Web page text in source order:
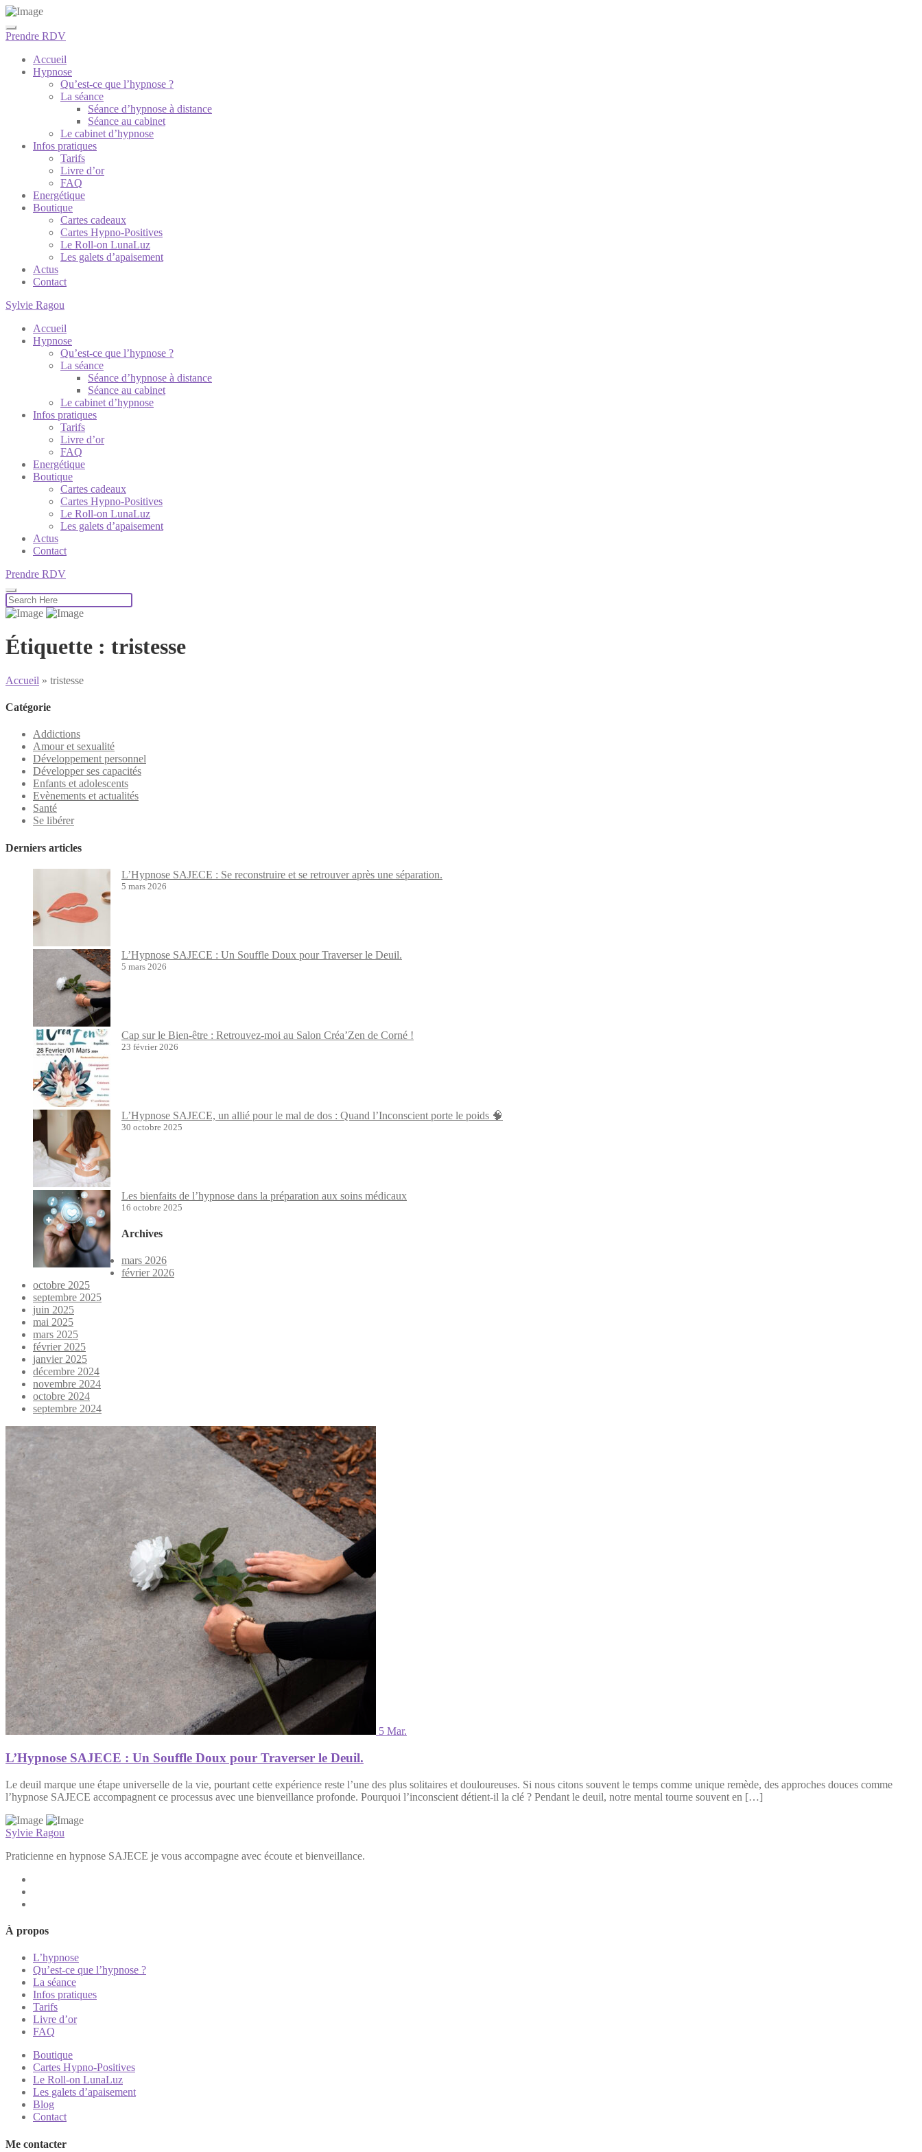
Prendre RDV
Accueil
Hypnose
Qu’est-ce que l’hypnose ?
La séance
Séance d’hypnose à distance
Séance au cabinet
Le cabinet d’hypnose
Infos pratiques
Tarifs
Livre d’or
FAQ
Energétique
Boutique
Cartes cadeaux
Cartes Hypno-Positives
Le Roll-on LunaLuz
Les galets d’apaisement
Actus
Contact
Sylvie Ragou
Accueil
Hypnose
Qu’est-ce que l’hypnose ?
La séance
Séance d’hypnose à distance
Séance au cabinet
Le cabinet d’hypnose
Infos pratiques
Tarifs
Livre d’or
FAQ
Energétique
Boutique
Cartes cadeaux
Cartes Hypno-Positives
Le Roll-on LunaLuz
Les galets d’apaisement
Actus
Contact
Prendre RDV
Étiquette : tristesse
Accueil » tristesse
Catégorie
Addictions
Amour et sexualité
Développement personnel
Développer ses capacités
Enfants et adolescents
Evènements et actualités
Santé
Se libérer
Derniers articles
L’Hypnose SAJECE : Se reconstruire et se retrouver après une séparation.
5 mars 2026
L’Hypnose SAJECE : Un Souffle Doux pour Traverser le Deuil.
5 mars 2026
Cap sur le Bien-être : Retrouvez-moi au Salon Créa’Zen de Corné !
23 février 2026
L’Hypnose SAJECE, un allié pour le mal de dos : Quand l’Inconscient porte le poids 🧠
30 octobre 2025
Les bienfaits de l’hypnose dans la préparation aux soins médicaux
16 octobre 2025
Archives
mars 2026
février 2026
octobre 2025
septembre 2025
juin 2025
mai 2025
mars 2025
février 2025
janvier 2025
décembre 2024
novembre 2024
octobre 2024
septembre 2024
5 Mar.
L’Hypnose SAJECE : Un Souffle Doux pour Traverser le Deuil.
Le deuil marque une étape universelle de la vie, pourtant cette expérience reste l’une des plus solitaires et douloureuses. Si nous citons souvent le temps comme unique remède, des approches douces comme
l’hypnose SAJECE accompagnent ce processus avec une bienveillance profonde. Pourquoi l’inconscient détient-il la clé ? Pendant le deuil, notre mental tourne souvent en […]
Sylvie Ragou
Praticienne en hypnose SAJECE je vous accompagne avec écoute et bienveillance.
À propos
L’hypnose
Qu’est-ce que l’hypnose ?
La séance
Infos pratiques
Tarifs
Livre d’or
FAQ
Boutique
Cartes Hypno-Positives
Le Roll-on LunaLuz
Les galets d’apaisement
Blog
Contact
Me contacter